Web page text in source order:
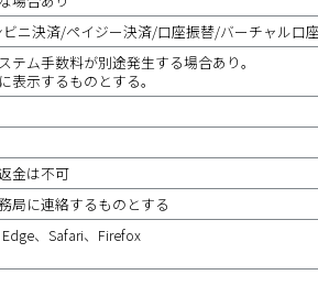
ニ決済/ペイジー決済/口座振替/バーチャル口
テム手数料が別途発生する場合あり。
表示するものとする。
金は不可
局に連絡するものとする
、Safari、Firefox